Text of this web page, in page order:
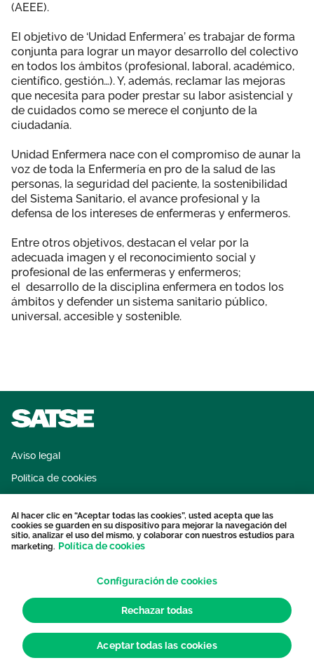
(AEEE).
El objetivo de ‘Unidad Enfermera’ es trabajar de forma
conjunta para lograr un mayor desarrollo del colectivo
en todos los ámbitos (profesional, laboral, académico,
científico, gestión…). Y, además, reclamar las mejoras
que necesita para poder prestar su labor asistencial y
de cuidados como se merece el conjunto de la
ciudadanía.
Unidad Enfermera nace con el compromiso de aunar la
voz de toda la Enfermería en pro de la salud de las
personas, la seguridad del paciente, la sostenibilidad
del Sistema Sanitario, el avance profesional y la
defensa de los intereses de enfermeras y enfermeros.
Entre otros objetivos, destacan el velar por la
adecuada imagen y el reconocimiento social y
profesional de las enfermeras y enfermeros;
el desarrollo de la disciplina enfermera en todos los
ámbitos y defender un sistema sanitario público,
universal, accesible y sostenible.
Aviso legal
Política de cookies
Protección datos personales
Contacto
© 2026 Sindicato de Enfermería. Todos los derechos reservados.
Al hacer clic en “Aceptar todas las cookies”, usted acepta que las
cookies se guarden en su dispositivo para mejorar la navegación del
sitio, analizar el uso del mismo, y colaborar con nuestros estudios para
marketing. Política de cookies
Configuración de cookies
Rechazar todas
Aceptar todas las cookies